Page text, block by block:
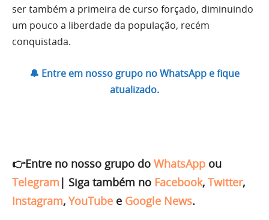
ser também a primeira de curso forçado, diminuindo
um pouco a liberdade da população, recém
conquistada.
🔔 Entre em nosso grupo no WhatsApp e fique
atualizado.
👉Entre no nosso grupo do WhatsApp ou
Telegram | Siga também no Facebook, Twitter,
Instagram, YouTube e Google News.